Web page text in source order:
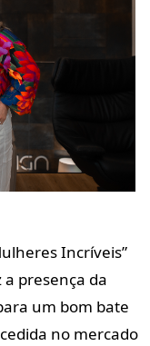
Incríveis”
presença da
um bom bate
no mercado